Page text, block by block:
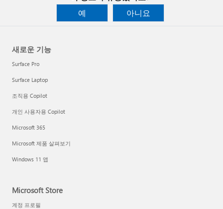
예
아니요
새로운 기능
Surface Pro
Surface Laptop
조직용 Copilot
개인 사용자용 Copilot
Microsoft 365
Microsoft 제품 살펴보기
Windows 11 앱
Microsoft Store
계정 프로필